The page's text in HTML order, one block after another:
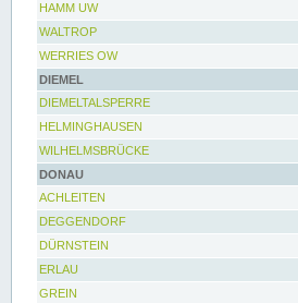
HAMM UW
WALTROP
WERRIES OW
DIEMEL
DIEMELTALSPERRE
HELMINGHAUSEN
WILHELMSBRÜCKE
DONAU
ACHLEITEN
DEGGENDORF
DÜRNSTEIN
ERLAU
GREIN